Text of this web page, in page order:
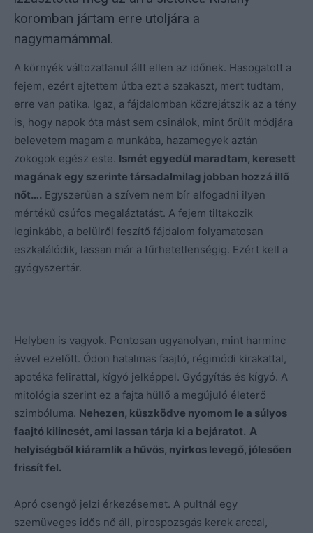
koromban jártam erre utoljára a
nagymamámmal.
A környék változatlanul állt ellen az időnek. Hasogatott a
fejem, ezért ejtettem útba ezt a szakaszt, mert tudtam,
erre van patika. Igaz, a fájdalomban közrejátszik az a tény
is, hogy napok óta mást sem csinálok, mint őrült módjára
belevetem magam a munkába, hazamegyek aztán
zokogok egész este. Ismét egyedül maradtam, keresett
magának egy szerinte társadalmilag jobban hozzá illő
nőt…. Egyszerűen a szívem nem bír elfogadni ilyen
mértékű csúfos megaláztatást. A fejem tiltakozik
leginkább, a belülről feszítő fájdalom folyamatosan
eszkalálódik, lassan már a tűrhetetlenségig. Ezért kell a
gyógyszertár.
Helyben is vagyok. Pontosan ugyanolyan, mint harminc
évvel ezelőtt. Ódon hatalmas faajtó, régimódi kirakattal,
apotéka felirattal, kígyó jelképpel. Gyógyítás és kígyó. A
mitológia szerint ez a fajta hüllő a megújuló életerő
szimbóluma. Nehezen, küszködve nyomom le a súlyos
faajtó kilincsét, ami lassan tárja ki a bejáratot. A
helyiségből kiáramlik a hűvös, nyirkos levegő, jólesően
frissít fel.
Apró csengő jelzi érkezésemet. A pultnál egy
szemüveges idős nő áll, pirospozsgás kerek arccal,